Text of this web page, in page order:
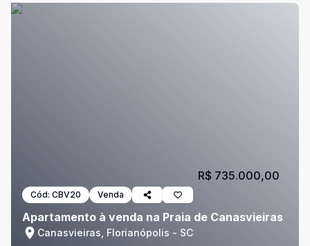
Cód: CBV20 Venda
Apartamento à venda na Praia de Canasvieiras
Canasvieiras, Florianópolis - SC
R$ 735.000,00